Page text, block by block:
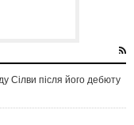
Сілви після його дебюту